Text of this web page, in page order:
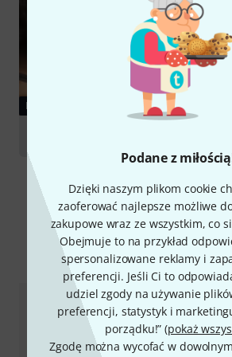
Podane z
Dzięki naszym plikom cookie
zaoferować najlepsze możliwe
zakupowe wraz ze wszystkim, co
Obejmuje to na przykład
spersonalizowane reklamy i
preferencji. Jeśli Ci to
udziel zgody na używanie
preferencji, statystyk i
porządku!” (pokaż
Zgodę można wycofać w
PORADNIKI
Porównaj